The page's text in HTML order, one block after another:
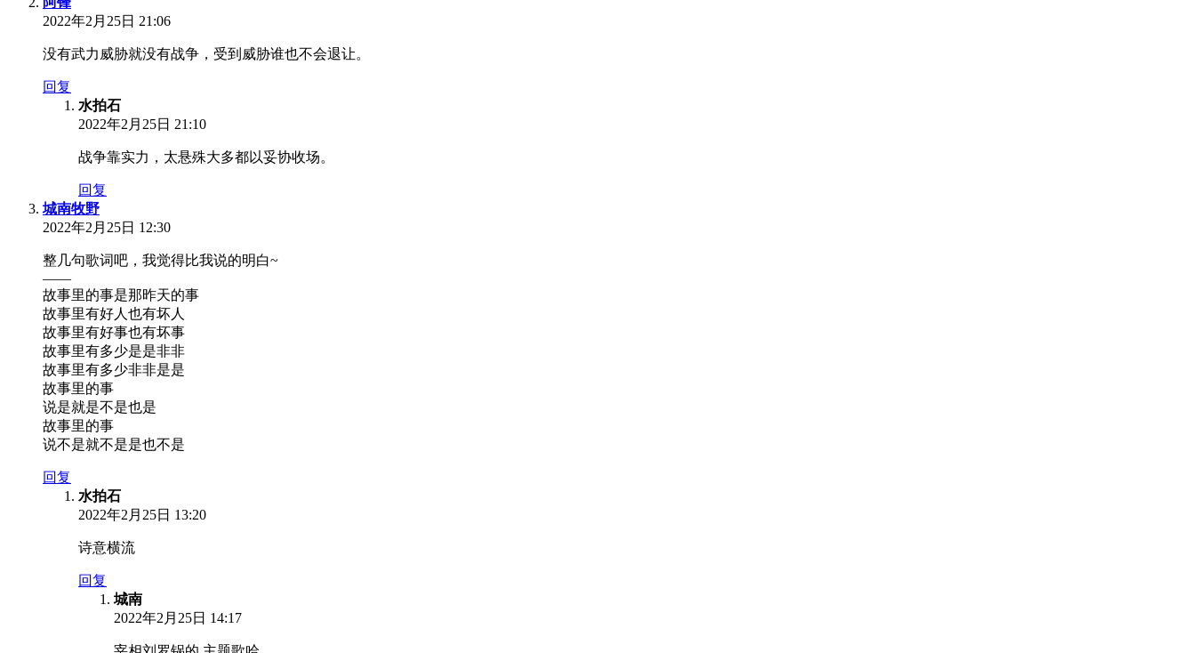
2022年2月25日 21:06
没有武力威胁就没有战争，受到威胁谁也不会退让。
回复
水拍石
2022年2月25日 21:10
战争靠实力，太悬殊大多都以妥协收场。
回复
城南牧野
2022年2月25日 12:30
整几句歌词吧，我觉得比我说的明白~
——
故事里的事是那昨天的事
故事里有好人也有坏人
故事里有好事也有坏事
故事里有多少是是非非
故事里有多少非非是是
故事里的事
说是就是不是也是
故事里的事
说不是就不是是也不是
回复
水拍石
2022年2月25日 13:20
诗意横流
回复
城南
2022年2月25日 14:17